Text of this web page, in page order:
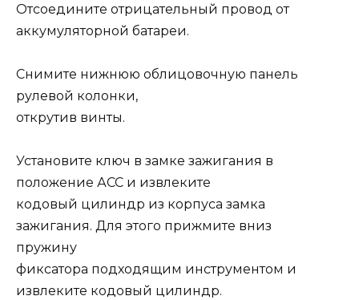
Отсоедините отрицательный провод от
аккумуляторной батареи.
Снимите нижнюю облицовочную панель
рулевой колонки,
открутив винты.
Установите ключ в замке зажигания в
положение АСС и извлеките
кодовый цилиндр из корпуса замка
зажигания. Для этого прижмите вниз
пружину
фиксатора подходящим инструментом и
извлеките кодовый цилиндр.